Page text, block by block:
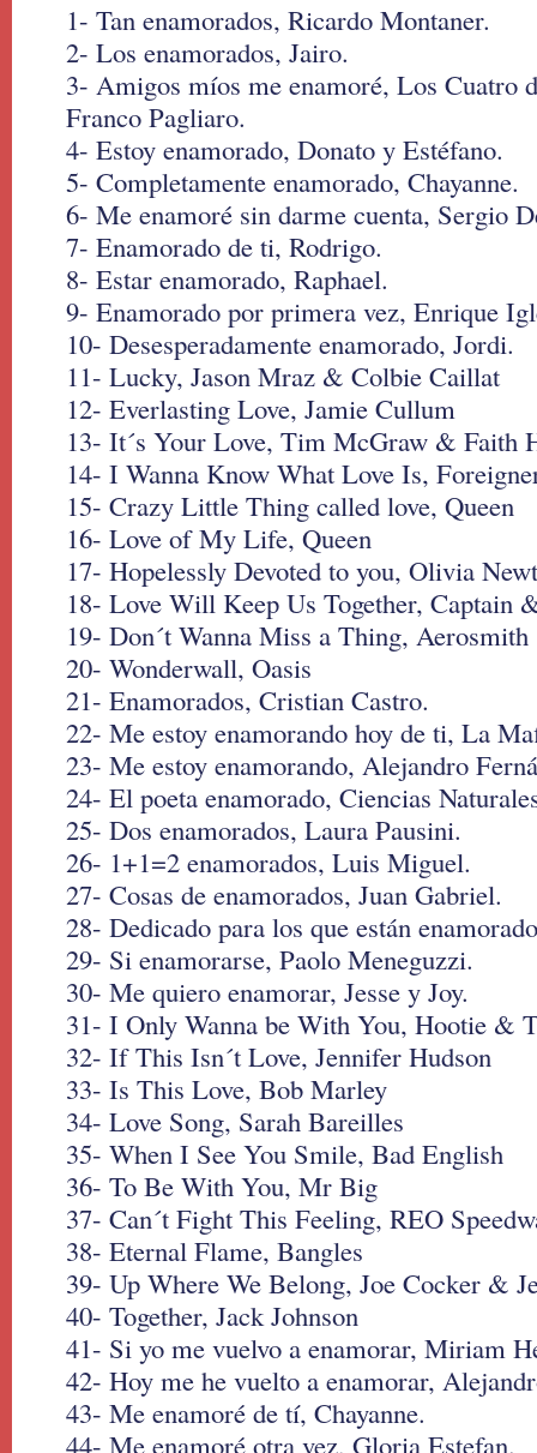
1- Tan enamorados, Ricardo Montaner.
2- Los enamorados, Jairo.
3- Amigos míos me enamoré, Los Cuatro
Franco Pagliaro.
4- Estoy enamorado, Donato y Estéfano.
5- Completamente enamorado, Chayanne.
6- Me enamoré sin darme cuenta, Sergio
7- Enamorado de ti, Rodrigo.
8- Estar enamorado, Raphael.
9- Enamorado por primera vez, Enrique
10- Desesperadamente enamorado, Jordi.
11- Lucky, Jason Mraz & Colbie Caillat
12- Everlasting Love, Jamie Cullum
13- It´s Your Love, Tim McGraw & Faith
14- I Wanna Know What Love Is,
15- Crazy Little Thing called love, Queen
16- Love of My Life, Queen
17- Hopelessly Devoted to you, Olivia
18- Love Will Keep Us Together, Captain
19- Don´t Wanna Miss a Thing, Aerosmith
20- Wonderwall, Oasis
21- Enamorados, Cristian Castro.
22- Me estoy enamorando hoy de ti, La
23- Me estoy enamorando, Alejandro
24- El poeta enamorado, Ciencias
25- Dos enamorados, Laura Pausini.
26- 1+1=2 enamorados, Luis Miguel.
27- Cosas de enamorados, Juan Gabriel.
28- Dedicado para los que están
29- Si enamorarse, Paolo Meneguzzi.
30- Me quiero enamorar, Jesse y Joy.
31- I Only Wanna be With You, Hootie &
32- If This Isn´t Love, Jennifer Hudson
33- Is This Love, Bob Marley
34- Love Song, Sarah Bareilles
35- When I See You Smile, Bad English
36- To Be With You, Mr Big
37- Can´t Fight This Feeling, REO
38- Eternal Flame, Bangles
39- Up Where We Belong, Joe Cocker &
40- Together, Jack Johnson
41- Si yo me vuelvo a enamorar, Miriam
42- Hoy me he vuelto a enamorar,
43- Me enamoré de tí, Chayanne.
44- Me enamoré otra vez, Gloria Estefan.